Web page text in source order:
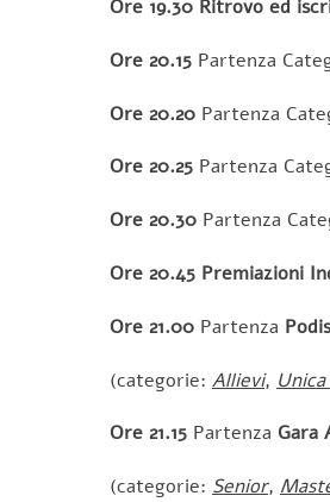
Ore 19.30 Ritrovo ed
Ore 20.15 Partenza
Ore 20.20 Partenza
Ore 20.25 Partenza
Ore 20.30 Partenza
Ore 20.45 Premiazioni
Ore 21.00 Partenza
(categorie: Allievi,
Ore 21.15 Partenza Gara
(categorie: Senior,